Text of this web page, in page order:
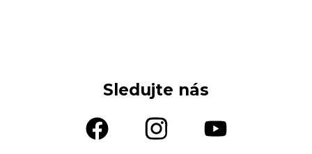
Sledujte nás